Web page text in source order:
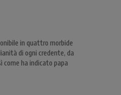
in quattro morbide
di ogni credente, da
come ha indicato papa